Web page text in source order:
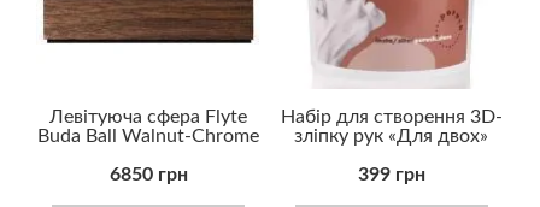
Левітуюча сфера Flyte
Buda Ball Walnut-Chrome
6850 грн
Набір для створення 3D-
зліпку рук «Для двох»
399 грн